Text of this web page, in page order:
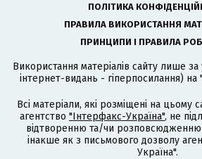
ПОЛІТИКА
ПРАВИЛА ВИКОРИСТАННЯ
ПРИНЦИПИ І ПРАВИЛА
Використання матеріалів сайту лише
інтернет-видань - гіперпосилання) на
Всі матеріали, які розміщені на цьому
агентство "Інтерфакс-Україна", не
відтворенню та/чи розповсюдженню
інакше як з письмового дозволу
Україна".